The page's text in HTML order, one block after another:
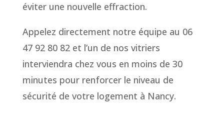
éviter une nouvelle effraction.
Appelez directement notre équipe au 06
47 92 80 82 et l’un de nos vitriers
interviendra chez vous en moins de 30
minutes pour renforcer le niveau de
sécurité de votre logement à Nancy.